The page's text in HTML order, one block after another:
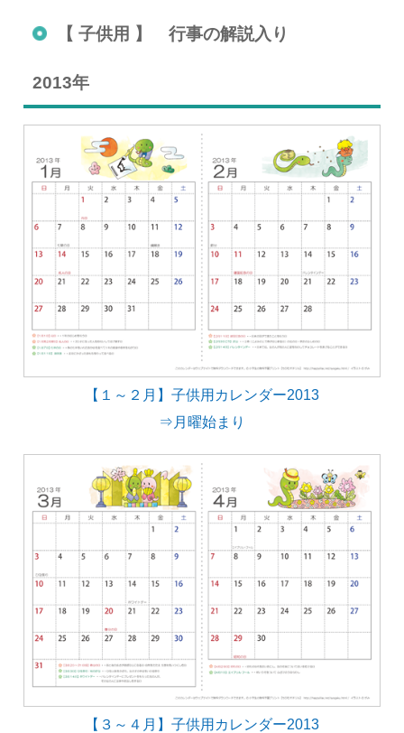
【 子供用 】 行事の解説入り
2013年
【１～２月】子供用カレンダー2013
⇒月曜始まり
【３～４月】子供用カレンダー2013